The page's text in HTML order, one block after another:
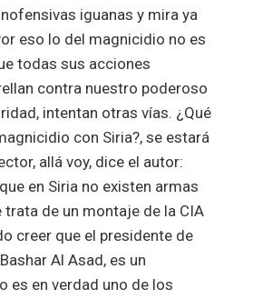
iguanas y mira ya
eso lo del magnicidio no es
todas sus acciones
contra nuestro poderoso
intentan otras vías. ¿Qué
con Siria?, se estará
allá voy, dice el autor:
en Siria no existen armas
trata de un montaje de la CIA
creer que el presidente de
Al Asad, es un
es en verdad uno de los